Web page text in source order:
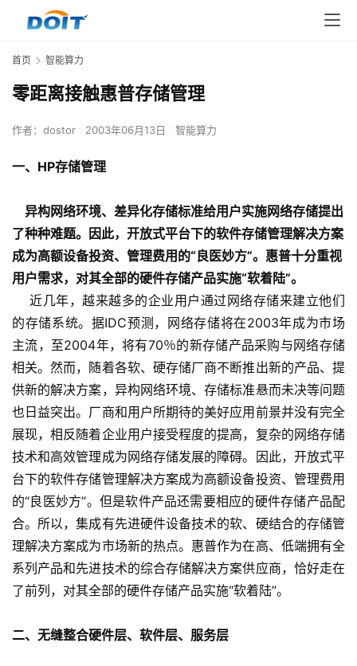
首页 智能算力
零距离接触惠普存储管理
作者： dostor 2003年06月13日 智能算力
一、HP存储管理
异构网络环境、差异化存储标准给用户实施网络存储提出
了种种难题。因此，开放式平台下的软件存储管理解决方案
成为高额设备投资、管理费用的“良医妙方”。惠普十分重视
用户需求，对其全部的硬件存储产品实施“软着陆”。
近几年，越来越多的企业用户通过网络存储来建立他们
的存储系统。据IDC预测，网络存储将在2003年成为市场
主流，至2004年，将有70％的新存储产品采购与网络存储
相关。然而，随着各软、硬存储厂商不断推出新的产品、提
供新的解决方案，异构网络环境、存储标准悬而未决等问题
也日益突出。厂商和用户所期待的美好应用前景并没有完全
展现，相反随着企业用户接受程度的提高，复杂的网络存储
技术和高效管理成为网络存储发展的障碍。因此，开放式平
台下的软件存储管理解决方案成为高额设备投资、管理费用
的“良医妙方”。但是软件产品还需要相应的硬件存储产品配
合。所以，集成有先进硬件设备技术的软、硬结合的存储管
理解决方案成为市场新的热点。惠普作为在高、低端拥有全
系列产品和先进技术的综合存储解决方案供应商，恰好走在
了前列，对其全部的硬件存储产品实施“软着陆”。
二、无缝整合硬件层、软件层、服务层